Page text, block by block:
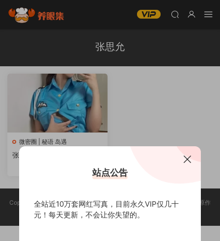
张思允
微密圈 | 秘语 岛遇
张思允微密圈写真合集资源打
Copyright @ 2025 养眼集 版权声明:本站所有资源均收集于网络，版权归原作
者所有，如有侵权，请联系删除。
站点公告
全站近10万套网红写真，目前永久VIP仅几十
元！每天更新，不会让你失望的。